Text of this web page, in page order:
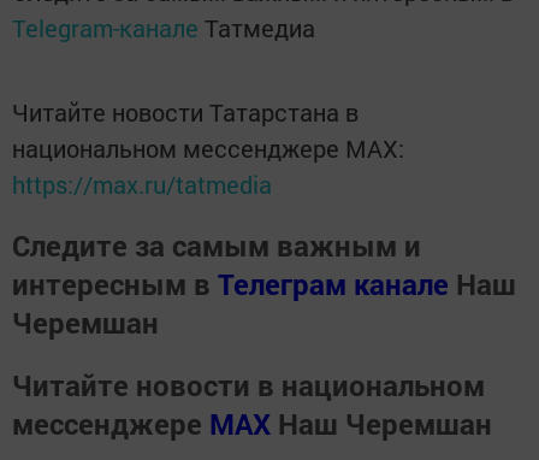
Telegram-канале Татмедиа
Читайте новости Татарстана в
национальном мессенджере MАХ:
https://max.ru/tatmedia
Следите за самым важным и
интересным в Телеграм канале Наш
Черемшан
Читайте новости в национальном
мессенджере MАХ Наш Черемшан